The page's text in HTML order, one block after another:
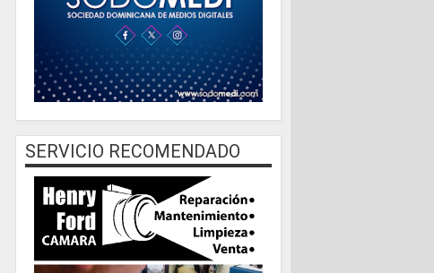
SERVICIO RECOMENDADO